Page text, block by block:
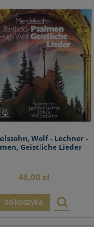
Wolf - Lechner -
Geistliche Lieder
48,00 zł
do koszyka